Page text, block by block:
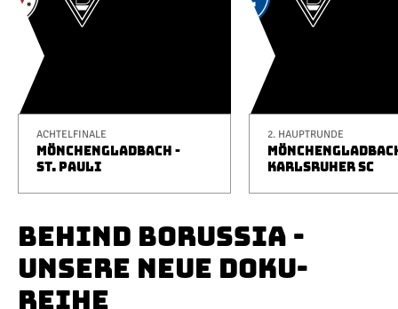
ACHTELFINALE
MÖNCHENGLADBACH -
ST. PAULI
2. HAUPTRUNDE
KARLSRUHER SC
BEHIND BORUSSIA -
UNSERE NEUE DOKU-
REIHE